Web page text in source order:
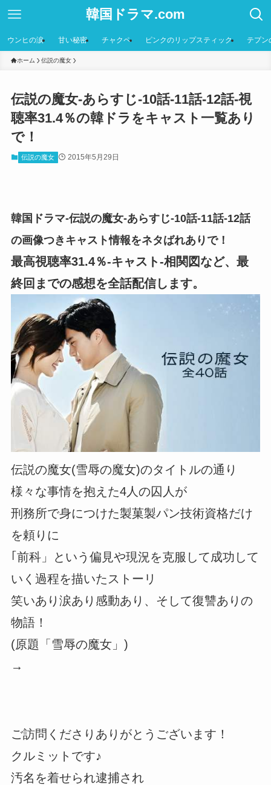
韓国ドラマ.com
ウンヒの涙 甘い秘密 チャクペ ピンクのリップスティック テプン
ホーム 伝説の魔女
伝説の魔女-あらすじ-10話-11話-12話-視
聴率31.4％の韓ドラをキャスト一覧あり
で！
伝説の魔女 2015年5月29日
韓国ドラマ-伝説の魔女-あらすじ-10話-11話-12話
の画像つきキャスト情報をネタばれありで！
最高視聴率31.4％-キャスト-相関図など、最
終回までの感想を全話配信します。
伝説の魔女(雪辱の魔女)のタイトルの通り
様々な事情を抱えた4人の囚人が
刑務所で身につけた製菓製パン技術資格だけ
を頼りに
｢前科」という偏見や現況を克服して成功して
いく過程を描いたストーリ
笑いあり涙あり感動あり、そして復讐ありの
物語！
(原題「雪辱の魔女」)
→
ご訪問くださりありがとうございます！
クルミットです♪
汚名を着せられ逮捕され